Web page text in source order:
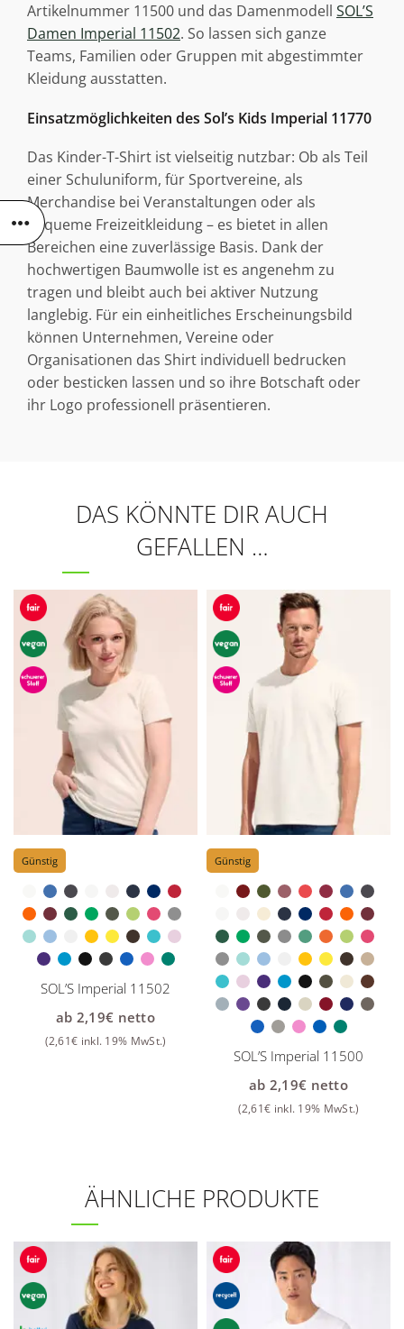
Artikelnummer 11500 und das Damenmodell SOL’S
Damen Imperial 11502. So lassen sich ganze
Teams, Familien oder Gruppen mit abgestimmter
Kleidung ausstatten.
Einsatzmöglichkeiten des Sol’s Kids Imperial 11770
Das Kinder-T-Shirt ist vielseitig nutzbar: Ob als Teil
einer Schuluniform, für Sportvereine, als
Merchandise bei Veranstaltungen oder als
bequeme Freizeitkleidung – es bietet in allen
Bereichen eine zuverlässige Basis. Dank der
hochwertigen Baumwolle ist es angenehm zu
tragen und bleibt auch bei aktiver Nutzung
langlebig. Für ein einheitliches Erscheinungsbild
können Unternehmen, Vereine oder
Organisationen das Shirt individuell bedrucken
oder besticken lassen und so ihre Botschaft oder
ihr Logo professionell präsentieren.
DAS KÖNNTE DIR AUCH
GEFALLEN …
Günstig
SOL’S Imperial 11502
ab 2,19€ netto
(2,61€ inkl. 19% MwSt.)
Günstig
SOL’S Imperial 11500
ab 2,19€ netto
(2,61€ inkl. 19% MwSt.)
ÄHNLICHE PRODUKTE